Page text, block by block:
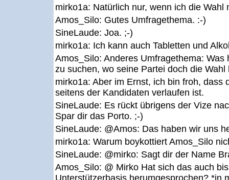
mirko1a: Natürlich nur, wenn ich die Wahl
Amos_Silo: Gutes Umfragethema. :-)
SineLaude: Joa. ;-)
mirko1a: Ich kann auch Tabletten und
Amos_Silo: Anderes Umfragethema: Was
zu suchen, wo seine Partei doch die Wahl
mirko1a: Aber im Ernst, ich bin froh, dass
seitens der Kandidaten verlaufen ist.
SineLaude: Es rückt übrigens der Vize
Spar dir das Porto. ;-)
SineLaude: @Amos: Das haben wir uns
mirko1a: Warum boykottiert Amos_Silo
SineLaude: @mirko: Sagt dir der Name
Amos_Silo: @ Mirko Hat sich das auch
Unterstützerbasis herumgesprochen? *in